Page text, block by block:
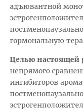
адъювантной
гормональную
Целью настоящей
непрямого
ингибиторов